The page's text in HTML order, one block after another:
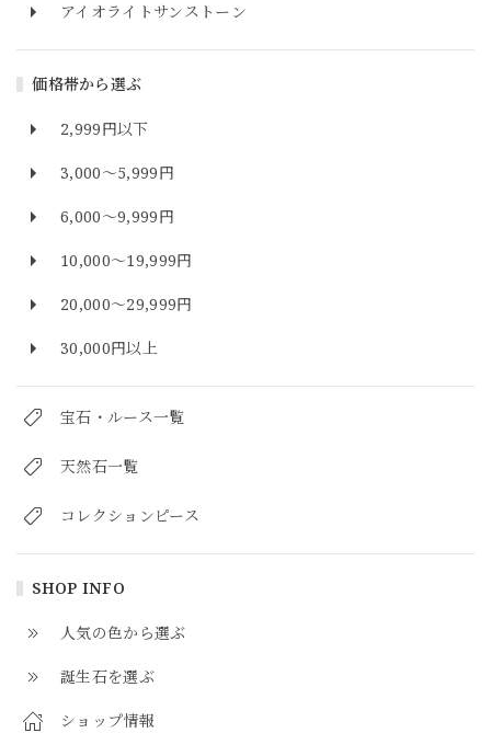
アイオライトサンストーン
価格帯から選ぶ
2,999円以下
3,000～5,999円
6,000～9,999円
10,000～19,999円
20,000～29,999円
30,000円以上
宝石・ルース一覧
天然石一覧
コレクションピース
SHOP INFO
人気の色から選ぶ
誕生石を選ぶ
ショップ情報